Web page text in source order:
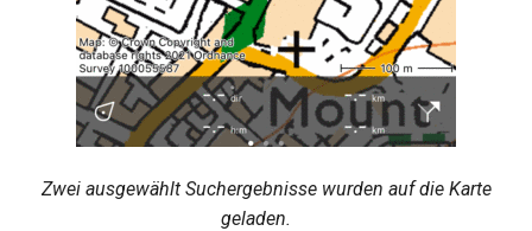
Zwei ausgewählt Suchergebnisse wurden auf die Karte
geladen.